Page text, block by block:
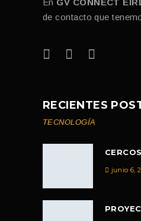
En GV CONNECT
de contacto que
RECIENTES
TECNOLOGÍA
junio 6,